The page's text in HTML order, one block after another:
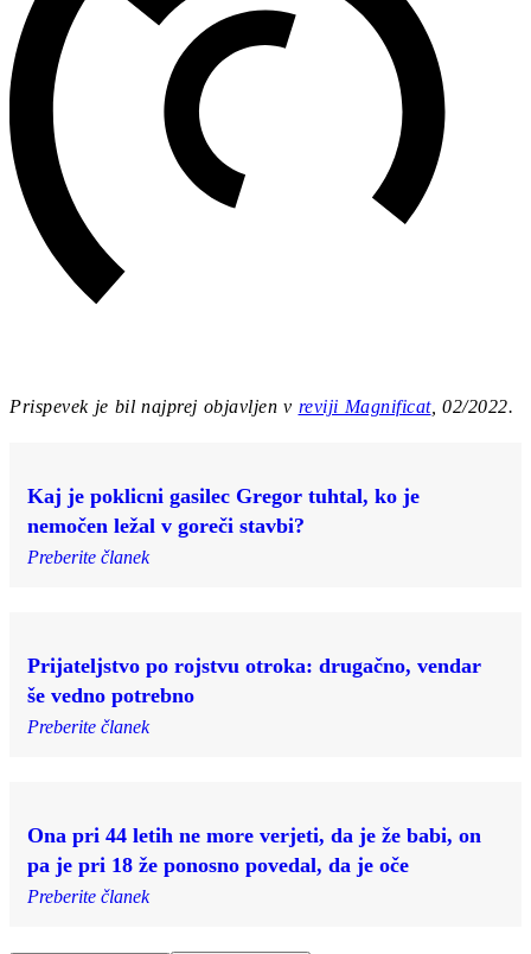
Prispevek je bil najprej objavljen v reviji Magnificat, 02/2022.
Kaj je poklicni gasilec Gregor tuhtal, ko je
nemočen ležal v goreči stavbi?
Preberite članek
Prijateljstvo po rojstvu otroka: drugačno, vendar
še vedno potrebno
Preberite članek
Ona pri 44 letih ne more verjeti, da je že babi, on
pa je pri 18 že ponosno povedal, da je oče
Preberite članek